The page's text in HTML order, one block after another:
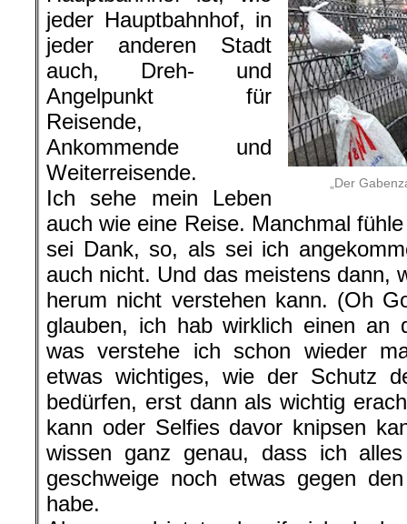
„Der
jeder Hauptbahnhof, in
jeder anderen Stadt
auch, Dreh- und
Angelpunkt für
Reisende,
Ankommende und
Weiterreisende.
Ich sehe mein Leben
auch wie eine Reise. Manchmal
sei Dank, so, als sei ich
auch nicht. Und das meistens dann,
herum nicht verstehen kann. (Oh
glauben, ich hab wirklich einen an
was verstehe ich schon wieder
etwas wichtiges, wie der Schutz
bedürfen, erst dann als wichtig
kann oder Selfies davor knipsen
wissen ganz genau, dass ich
geschweige noch etwas gegen
habe.